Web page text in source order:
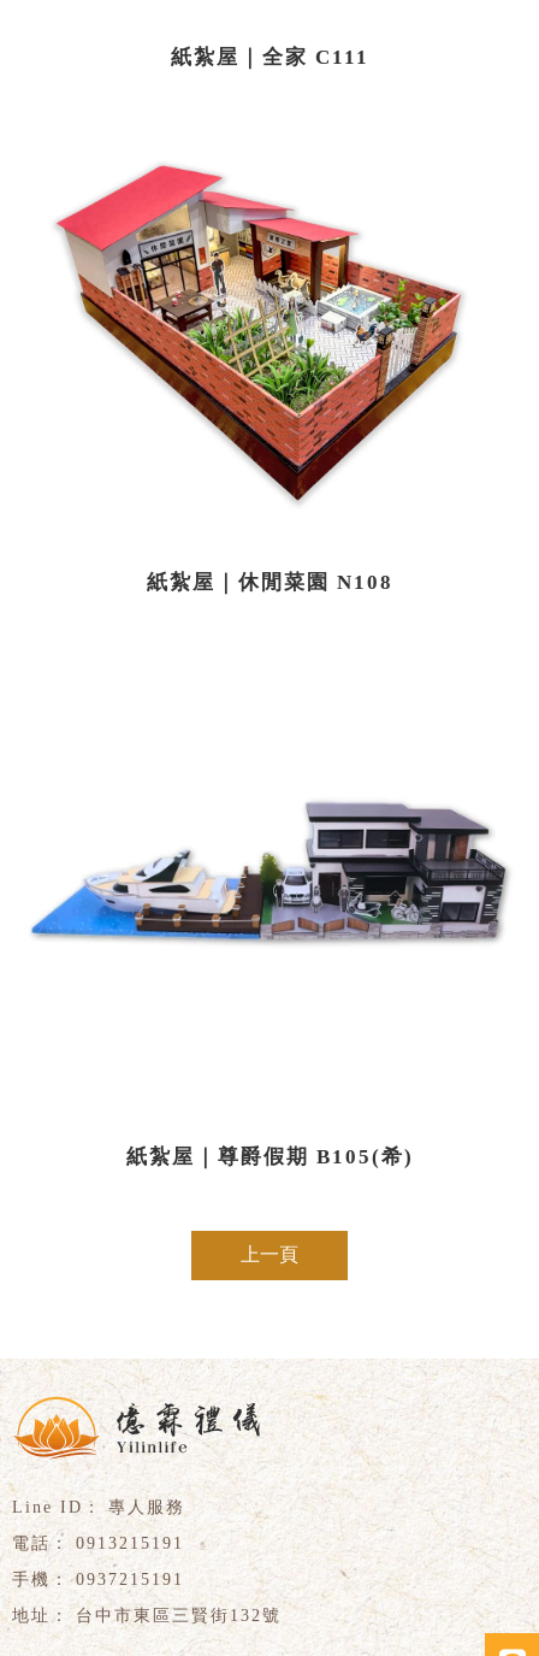
紙紮屋｜全家 C111
紙紮屋｜休閒菜園 N108
紙紮屋｜尊爵假期 B105(希)
上一頁
專人服務
0913215191
0937215191
台中市東區三賢街132號